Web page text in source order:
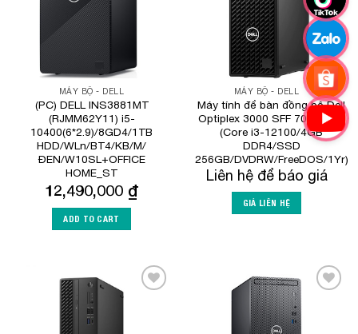
MÁY BỘ - DELL
(PC) DELL INS3881MT
(RJMM62Y11) i5-
10400(6*2.9)/8GD4/1TB
HDD/WLn/BT4/KB/M/
ĐEN/W10SL+OFFICE
HOME_ST
12,490,000 ₫
ADD TO CART
MÁY BỘ - DELL
Máy tính để bàn đồng bộ Dell
Optiplex 3000 SFF 70295803
(Core i3-12100/4GB
DDR4/SSD
256GB/DVDRW/FreeDOS/1Yr)
Liên hệ để báo giá
GIÁ LIÊN HỆ